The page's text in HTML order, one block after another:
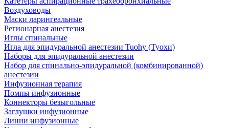
Воздуховоды
Маски ларингеальные
Регионарная анестезия
Иглы спинальные
Игла для эпидуральной анестезии Tuohy (Туохи)
Наборы для эпидуральной анестезии
Набор для спинально-эпидуральной (комбинированной)
анестезии
Инфузионная терапия
Помпы инфузионные
Коннекторы безыгольные
Заглушки инфузионные
Линии инфузионные